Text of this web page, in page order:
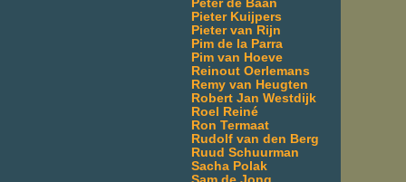
Peter de Baan
Pieter Kuijpers
Pieter van Rijn
Pim de la Parra
Pim van Hoeve
Reinout Oerlemans
Remy van Heugten
Robert Jan Westdijk
Roel Reiné
Ron Termaat
Rudolf van den Berg
Ruud Schuurman
Sacha Polak